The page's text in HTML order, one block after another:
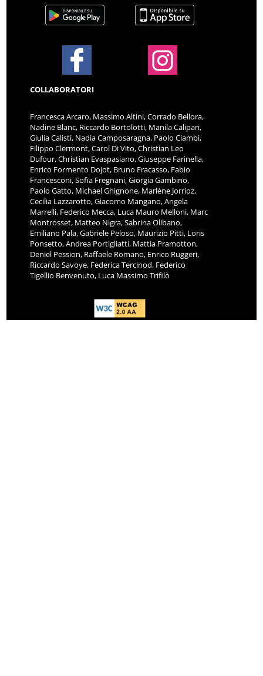
COLLABORATORI
Francesca Arcaro, Massimo Altini, Corrado Bellora,
Nadine Blanc, Riccardo Bortolotti, Manila Calipari,
Giulia Calisti, Nadia Camposaragna, Paolo Ciambi,
Filippo Clermont, Carol Di Vito, Christian Leo
Dufour, Christian Evaspasiano, Giuseppe Farinella,
Enrico Formento Dojot, Bruno Fracasso, Fabio
Francesconi, Sofia Fregnani, Giorgia Gambino,
Paolo Gatto, Michael Ghignone, Marlène Jorrioz,
Cecilia Lazzarotto, Giacomo Mangano, Angela
Marrelli, Federico Mecca, Luca Mauro Melloni, Marc
Montrosset, Matteo Nigra, Sabrina Olibano,
Emiliano Pala, Gabriele Peloso, Maurizio Pitti, Loris
Ponsetto, Andrea Portigliatti, Mattia Pramotton,
Deniel Pession, Raffaele Romano, Enrico Ruggeri,
Riccardo Savoye, Federica Tercinod, Federico
Tigellio Benvenuto, Luca Massimo Trifilò